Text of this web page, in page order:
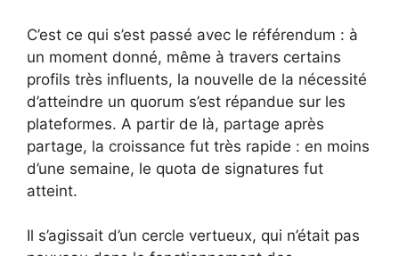
C’est ce qui s’est passé avec le référendum : à
un moment donné, même à travers certains
profils très influents, la nouvelle de la nécessité
d’atteindre un quorum s’est répandue sur les
plateformes. A partir de là, partage après
partage, la croissance fut très rapide : en moins
d’une semaine, le quota de signatures fut
atteint.
Il s’agissait d’un cercle vertueux, qui n’était pas